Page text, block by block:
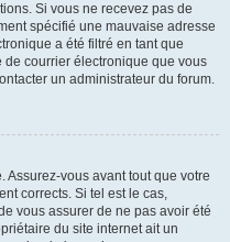
Si vous ne recevez pas de
spécifié une mauvaise adresse
a été filtré en tant que
de courrier électronique que vous
un administrateur du forum.
Assurez-vous avant tout que votre
corrects. Si tel est le cas,
vous assurer de ne pas avoir été
du site internet ait un